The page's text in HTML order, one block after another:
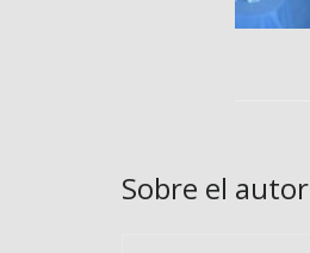
Sobre el autor